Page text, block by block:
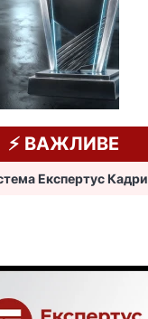
⚡️ ВАЖЛИВЕ
Експертус Кадри